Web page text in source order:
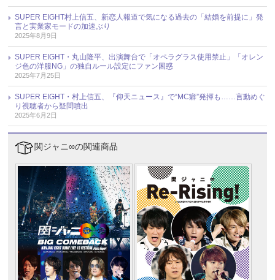
SUPER EIGHT村上信五、新恋人報道で気になる過去の「結婚を前提に」発
言と実業家モードの加速ぶり
2025年8月9日
SUPER EIGHT・丸山隆平、出演舞台で「オペラグラス使用禁止」「オレン
ジ色の洋服NG」の独自ルール設定にファン困惑
2025年7月25日
SUPER EIGHT・村上信五、『仰天ニュース』で“MC癖”発揮も……言動めぐ
り視聴者から疑問噴出
2025年6月2日
関ジャニ∞の関連商品